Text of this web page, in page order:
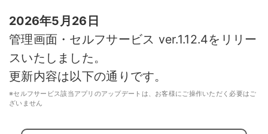
2026年5月26日
管理画面・セルフサービス ver.1.12.4をリリー
スいたしました。
更新内容は以下の通りです。
※セルフサービス該当アプリのアップデートは、お客様にご操作いただく必要はご
ざいません